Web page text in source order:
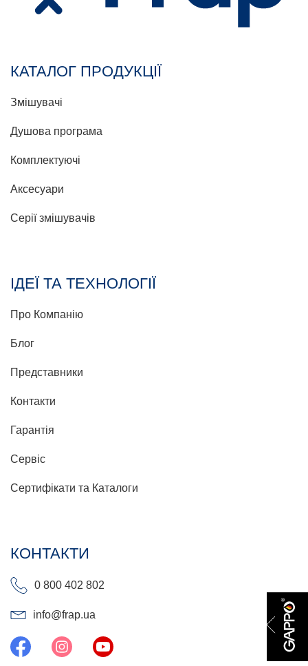
КАТАЛОГ ПРОДУКЦІЇ
Змішувачі
Душова програма
Комплектуючі
Аксесуари
Серії змішувачів
ІДЕЇ ТА ТЕХНОЛОГІЇ
Про Компанію
Блог
Представники
Контакти
Гарантія
Сервіс
Сертифікати та Каталоги
КОНТАКТИ
0 800 402 802
info@frap.ua